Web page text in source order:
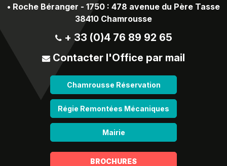
• Roche Béranger - 1750 : 478 avenue du Père Tasse
38410 Chamrousse
+ 33 (0)4 76 89 92 65
Contacter l'Office par mail
Chamrousse Réservation
Régie Remontées Mécaniques
Mairie
BROCHURES